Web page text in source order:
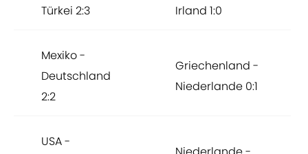
Türkei 2:3
Irland 1:0
Mexiko -
Deutschland
2:2
Griechenland -
Niederlande 0:1
USA -